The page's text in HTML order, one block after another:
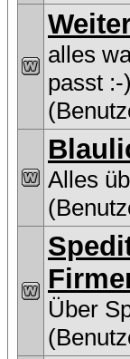
alles
passt :-)
Alles
Über